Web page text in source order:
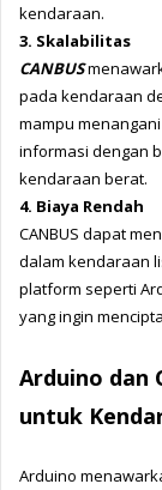
kendaraan.
3. Skalabilitas
CANBUS
pada kendaraan
mampu
informasi dengan
kendaraan berat.
4. Biaya Rendah
CANBUS dapat
dalam kendaraan
platform seperti
yang ingin
Arduino dan
untuk
Arduino